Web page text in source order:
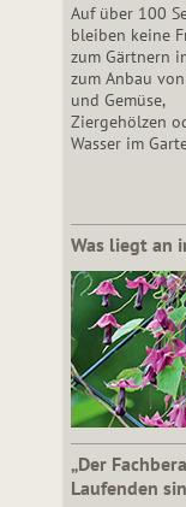
Auf über 100
bleiben keine
zum Gärtnern
zum Anbau
und Gemüse,
Ziergehölzen
Wasser im
Was liegt an
„Der
Laufenden